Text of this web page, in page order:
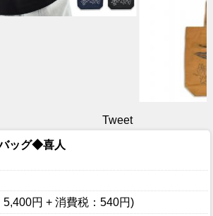
Tweet
ッグ◆喜人
5,400円 + 消費税：540円)